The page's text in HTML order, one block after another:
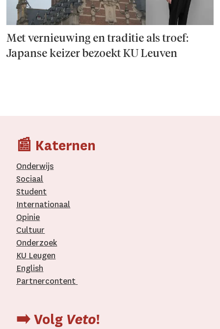
Met vernieuwing en traditie als troef:
Japanse keizer bezoekt KU Leuven
📰 Katernen
Onderwijs
Sociaal
Student
Internationaal­
Opinie
Cultuur
Onderzoek
KU Leugen
English
Partnercontent
➡️ Volg Veto!